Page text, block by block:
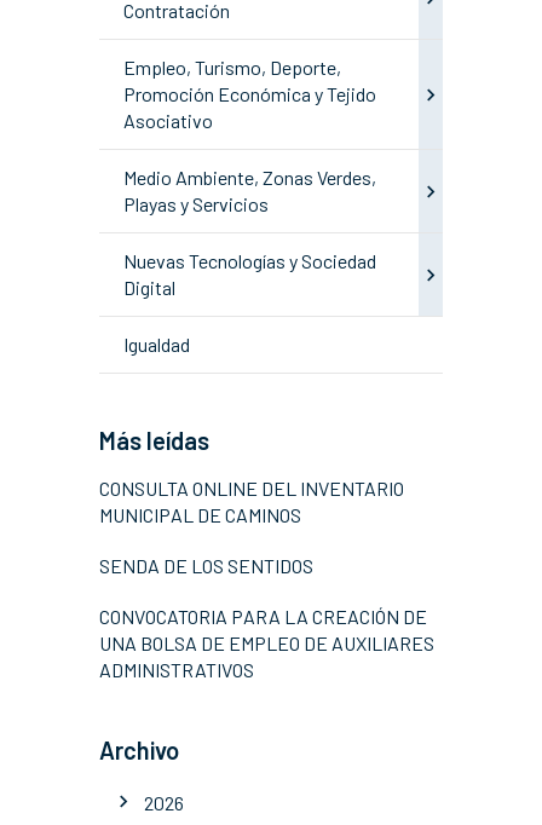
Contratación
Empleo, Turismo, Deporte,
Promoción Económica y Tejido
Asociativo
Medio Ambiente, Zonas Verdes,
Playas y Servicios
Nuevas Tecnologías y Sociedad
Digital
Igualdad
Más leídas
CONSULTA ONLINE DEL INVENTARIO
MUNICIPAL DE CAMINOS
SENDA DE LOS SENTIDOS
CONVOCATORIA PARA LA CREACIÓN DE
UNA BOLSA DE EMPLEO DE AUXILIARES
ADMINISTRATIVOS
Archivo
2026